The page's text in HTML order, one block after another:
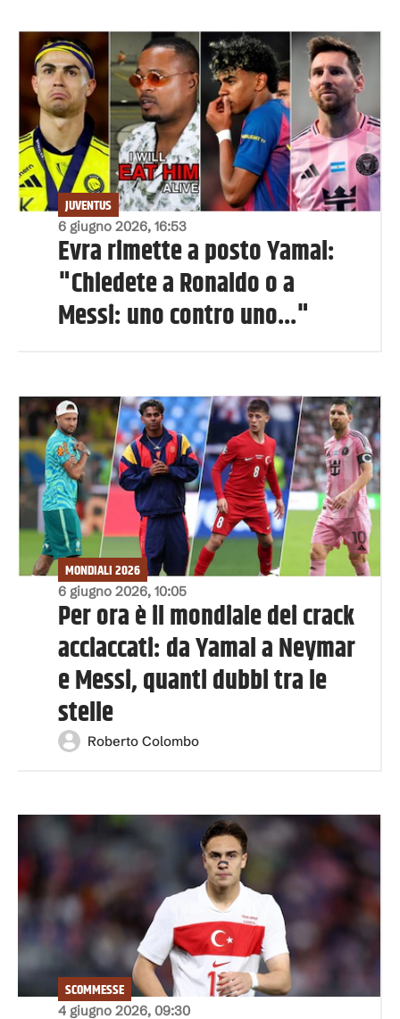
6 giugno 2026, 16:53
JUVENTUS
Evra rimette a posto Yamal:
"Chiedete a Ronaldo o a
Messi: uno contro uno..."
6 giugno 2026, 10:05
MONDIALI 2026
Per ora è il mondiale dei crack
acciaccati: da Yamal a Neymar
e Messi, quanti dubbi tra le
stelle
Roberto Colombo
4 giugno 2026, 09:30
SCOMMESSE